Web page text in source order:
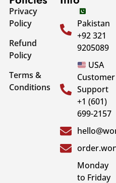
Privacy
Policy
Refund
Policy
Terms &
Conditions
Pakistan
+92 321
9205089
USA
Customer
Support
+1 (601)
699-2157
Monday
to Friday